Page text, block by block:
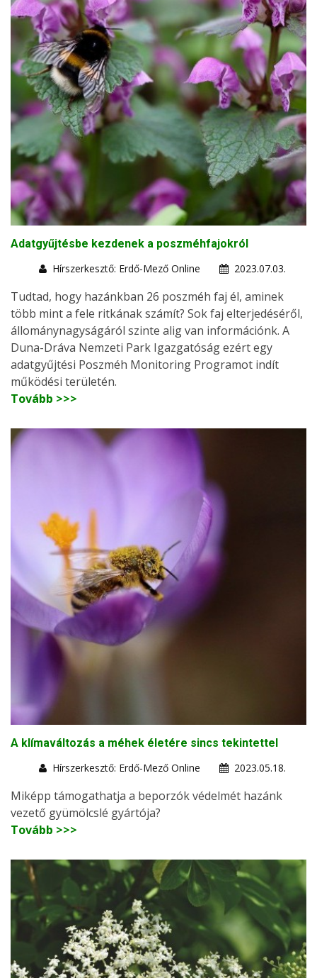
Adatgyűjtésbe kezdenek a poszméhfajokról
Hírszerkesztő: Erdő-Mező Online
2023.07.03.
Tudtad, hogy hazánkban 26 poszméh faj él, aminek
több mint a fele ritkának számít? Sok faj elterjedéséről,
állománynagyságáról szinte alig van információnk. A
Duna-Dráva Nemzeti Park Igazgatóság ezért egy
adatgyűjtési Poszméh Monitoring Programot indít
működési területén.
Tovább >>>
A klímaváltozás a méhek életére sincs tekintettel
Hírszerkesztő: Erdő-Mező Online
2023.05.18.
Miképp támogathatja a beporzók védelmét hazánk
vezető gyümölcslé gyártója?
Tovább >>>